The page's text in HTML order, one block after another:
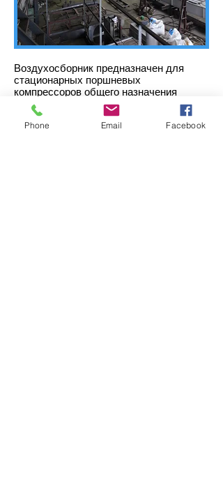
Воздухосборник предназначен для
стационарных поршневых
компрессоров общего назначения
Воздухосборник
Phone Email Facebook